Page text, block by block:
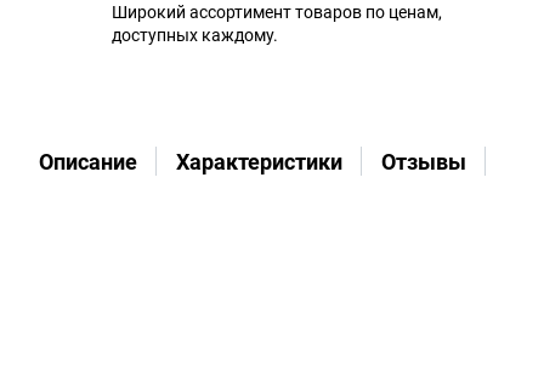
Широкий ассортимент товаров по ценам,
доступных каждому.
Описание Характеристики Отзывы